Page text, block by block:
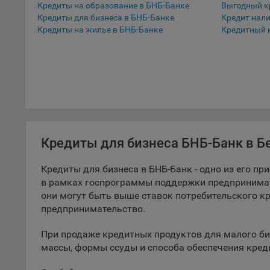
9.5.
Кредиты на образование в БНБ-Банке
Кредиты для бизнеса в БНБ-Банке
Кредиты на жилье в БНБ-Банке
Выгодный
Кредит
Кредитный
Кредиты для бизнеса БНБ-Банк в
Кредиты для бизнеса в БНБ-Банк - одно из его
в рамках госпрограммы поддержки
они могут быть выше ставок потребительского
предпринимательство.
При продаже кредитных продуктов для малого
массы, формы ссуды и способа обеспечения